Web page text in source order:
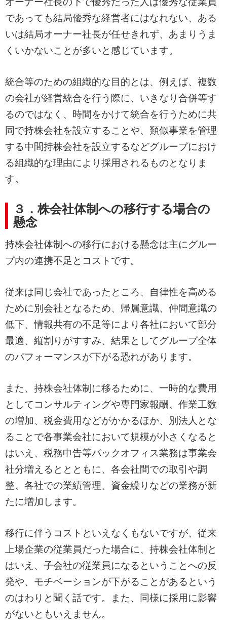
であっても結局優秀な経営者にはなれない、ある
いは結局オーナー社長が任せきれず、あまりうま
くいかないことが多いと感じています。
統合等のための組織的な目的とは、例えば、複数
の会社が経営統合を行う際に、いきなり合併等す
るのではなく、時間をかけて統合を行うために共
同で持株会社を設立することや、類似事業を管理
する中間持株会社を設立するなどグループにおけ
る組織的な理由により採用されるものとなりま
す。
３．株会社体制への移行する場合の
懸念
持株会社体制への移行における懸念は主にグルー
プ内の連携不足とコストです。
従来は同じ会社であったところ、自律性を高める
ために別会社となるため、帰属意識、仲間意識の
低下、情報共有の不足等により各社において部分
最適、縦割りがすすみ、結果としてグループ全体
のパフォーマンスが下がる恐れがあります。
また、持株会社体制に移るために、一時的な費用
としてコンサルティングや専門家報酬、作業工数
の増加、税金費用などがかかるほか、別法人とな
ることで各事業会社において規模が小さくなると
はいえ、税務申告等バックオフィス業務は事業会
社分増えるととともに、各会社間での取引や調
整、各社での業績管理、資金繰りなどの業務が新
たに増加します。
移行に伴うコストといえなくもないですが、従来
上場企業の従業員だった場合に、持株会社体制と
はいえ、子会社の従業員になるということへの反
発や、モチベーションが下がることがあるという
のはわりと聞く話です。また、同様に採用に影響
がないともいえません。